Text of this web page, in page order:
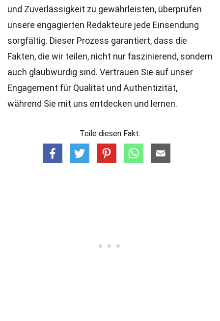
und Zuverlässigkeit zu gewährleisten, überprüfen
unsere engagierten Redakteure jede Einsendung
sorgfältig. Dieser Prozess garantiert, dass die
Fakten, die wir teilen, nicht nur faszinierend, sondern
auch glaubwürdig sind. Vertrauen Sie auf unser
Engagement für Qualität und Authentizität,
während Sie mit uns entdecken und lernen.
Teile diesen Fakt: